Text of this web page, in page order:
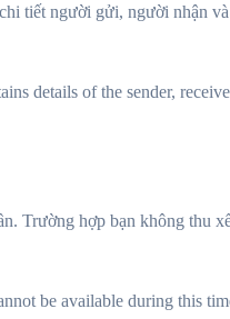
tiết người gửi, người nhận
details of the sender,
Trường hợp bạn không thu
be available during this